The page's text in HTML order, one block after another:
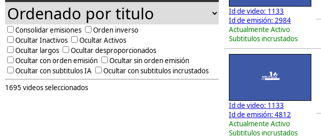
Consolidar emisiones
Orden inverso
Ocultar Inactivos
Ocultar Activos
Ocultar largos
Ocultar desproporcionados
Ocultar con orden emisión
Ocultar sin orden emisión
Ocultar con subtitulos IA
Ocultar con subtitulos incrustados
1695 videos seleccionados
Id de video: 1133
Id de emisión: 2984
Actualmente Activo
Subtitulos incrustados
Id de video: 1133
Id de emisión: 4812
Actualmente Activo
Subtitulos incrustados